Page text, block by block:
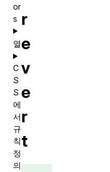
r
e
v
e
r
t
or
s
열
C
S
S
에
서
규
칙
정
의